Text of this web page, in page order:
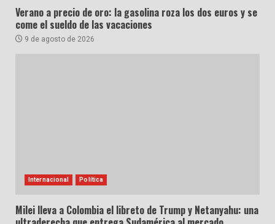
Verano a precio de oro: la gasolina roza los dos euros y se
come el sueldo de las vacaciones
9 de agosto de 2026
Internacional Política
Milei lleva a Colombia el libreto de Trump y Netanyahu: una